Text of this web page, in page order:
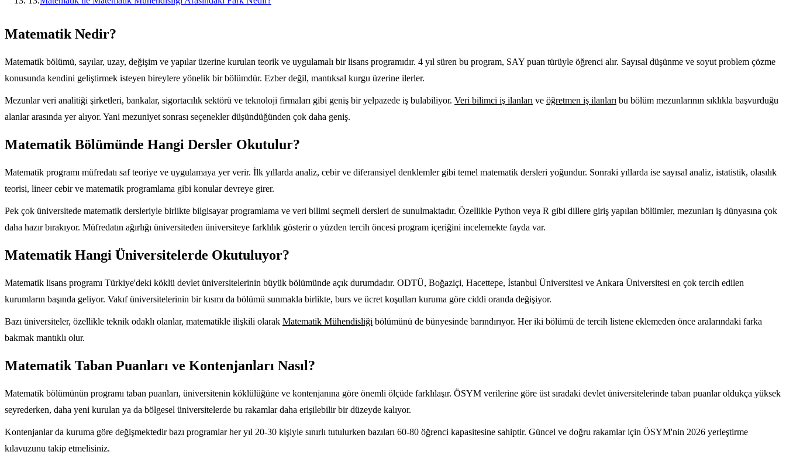
Matematik Nedir?
Matematik bölümü, sayılar, uzay, değişim ve yapılar üzerine kurulan teorik ve uygulamalı bir lisans programıdır. 4 yıl süren bu program, SAY puan türüyle öğrenci alır. Sayısal düşünme ve soyut problem çözme
konusunda kendini geliştirmek isteyen bireylere yönelik bir bölümdür. Ezber değil, mantıksal kurgu üzerine ilerler.
Mezunlar veri analitiği şirketleri, bankalar, sigortacılık sektörü ve teknoloji firmaları gibi geniş bir yelpazede iş bulabiliyor. Veri bilimci iş ilanları ve öğretmen iş ilanları bu bölüm mezunlarının sıklıkla başvurduğu
alanlar arasında yer alıyor. Yani mezuniyet sonrası seçenekler düşündüğünden çok daha geniş.
Matematik Bölümünde Hangi Dersler Okutulur?
Matematik programı müfredatı saf teoriye ve uygulamaya yer verir. İlk yıllarda analiz, cebir ve diferansiyel denklemler gibi temel matematik dersleri yoğundur. Sonraki yıllarda ise sayısal analiz, istatistik, olasılık
teorisi, lineer cebir ve matematik programlama gibi konular devreye girer.
Pek çok üniversitede matematik dersleriyle birlikte bilgisayar programlama ve veri bilimi seçmeli dersleri de sunulmaktadır. Özellikle Python veya R gibi dillere giriş yapılan bölümler, mezunları iş dünyasına çok
daha hazır bırakıyor. Müfredatın ağırlığı üniversiteden üniversiteye farklılık gösterir o yüzden tercih öncesi program içeriğini incelemekte fayda var.
Matematik Hangi Üniversitelerde Okutuluyor?
Matematik lisans programı Türkiye'deki köklü devlet üniversitelerinin büyük bölümünde açık durumdadır. ODTÜ, Boğaziçi, Hacettepe, İstanbul Üniversitesi ve Ankara Üniversitesi en çok tercih edilen
kurumların başında geliyor. Vakıf üniversitelerinin bir kısmı da bölümü sunmakla birlikte, burs ve ücret koşulları kuruma göre ciddi oranda değişiyor.
Bazı üniversiteler, özellikle teknik odaklı olanlar, matematikle ilişkili olarak Matematik Mühendisliği bölümünü de bünyesinde barındırıyor. Her iki bölümü de tercih listene eklemeden önce aralarındaki farka
bakmak mantıklı olur.
Matematik Taban Puanları ve Kontenjanları Nasıl?
Matematik bölümünün programı taban puanları, üniversitenin köklülüğüne ve kontenjanına göre önemli ölçüde farklılaşır. ÖSYM verilerine göre üst sıradaki devlet üniversitelerinde taban puanlar oldukça yüksek
seyrederken, daha yeni kurulan ya da bölgesel üniversitelerde bu rakamlar daha erişilebilir bir düzeyde kalıyor.
Kontenjanlar da kuruma göre değişmektedir bazı programlar her yıl 20-30 kişiyle sınırlı tutulurken bazıları 60-80 öğrenci kapasitesine sahiptir. Güncel ve doğru rakamlar için ÖSYM'nin 2026 yerleştirme
kılavuzunu takip etmelisiniz.